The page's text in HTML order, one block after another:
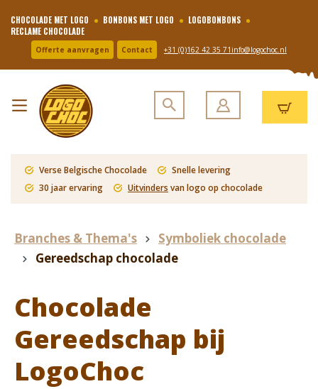
CHOCOLADE MET LOGO BONBONS MET LOGO
LOGOBONBONS
RECLAME CHOCOLADE
Offerte aanvragen Contact +31 (0)162 42 35 71 info@logochoc.nl
Verse Belgische Chocolade
Snelle levering
30 jaar ervaring
Uitvinders van logo op chocolade
Branches & Thema's
Symboliek chocolade
Gereedschap chocolade
Chocolade
Gereedschap bij
LogoChoc